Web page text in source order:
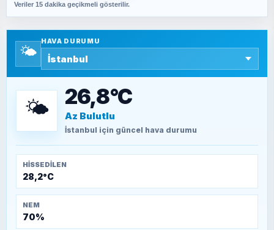
SAVAŞ ŞAHİN
SEYFULLAH ÇİÇEK
TEOMAN ALPASLAN
Kütahya-Eskişehir Muharebeleri (10-24
Veriler 15 dakika geçikmeli gösterilir.
🌤️
HAVA DURUMU
🌤️ 26,8°C
Az Bulutlu
İstanbul için güncel hava durumu
HISSEDILEN
28,2°C
NEM
70%